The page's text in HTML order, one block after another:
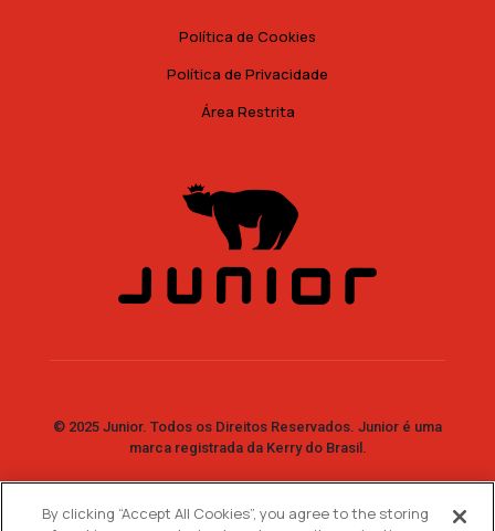
Política de Cookies
Política de Privacidade
Área Restrita
© 2025 Junior. Todos os Direitos Reservados. Junior é uma
marca registrada da Kerry do Brasil.
By clicking “Accept All Cookies”, you agree to the storing